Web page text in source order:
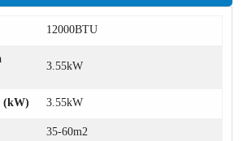
12000BTU
3.55kW
(kW) 3.55kW
35-60m2